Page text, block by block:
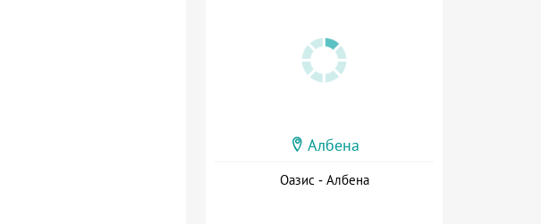
Албена
Оазис - Албена